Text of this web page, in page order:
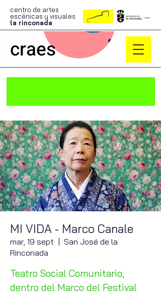
centro de artes
escénicas y visuales
la rinconada
craes
MI VIDA - Marco Canale
mar, 19 sept
San José de la
Rinconada
Teatro Social Comunitario,
dentro del Marco del Festival